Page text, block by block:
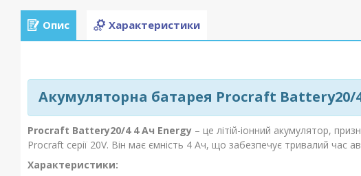
Опис Характеристики
Акумуляторна батарея Procraft Battery20/
Procraft Battery20/4 4 Ач Energy – це літій-іонний акумулятор,
Procraft серії 20V. Він має ємність 4 Ач, що забезпечує тривалий час
Характеристики: